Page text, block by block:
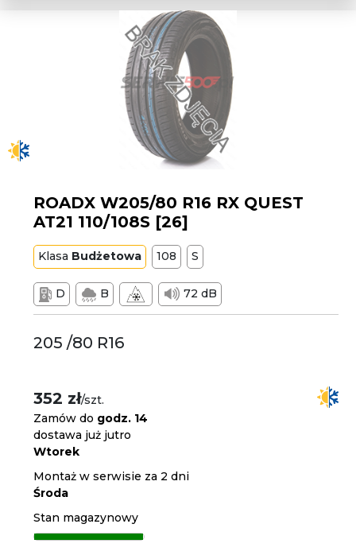
ROADX W205/80 R16 RX QUEST
AT21 110/108S [26]
Klasa Budżetowa 108 S
D B 72 dB
205 /80 R16
352 zł/szt.
Zamów do godz. 14
dostawa już jutro
Wtorek
Montaż w serwisie za 2 dni
Środa
Stan magazynowy